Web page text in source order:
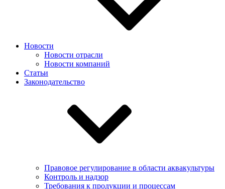
Новости
Новости отрасли
Новости компаний
Статьи
Законодательство
Правовое регулирование в области аквакультуры
Контроль и надзор
Требования к продукции и процессам